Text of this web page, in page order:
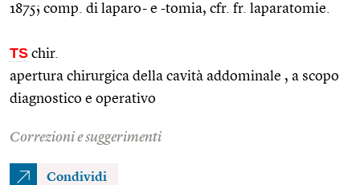
1875; comp. di laparo- e -tomia, cfr. fr. laparatomie.
TS chir.
apertura chirurgica della cavità addominale , a scopo
diagnostico e operativo
Correzioni e suggerimenti
Condividi